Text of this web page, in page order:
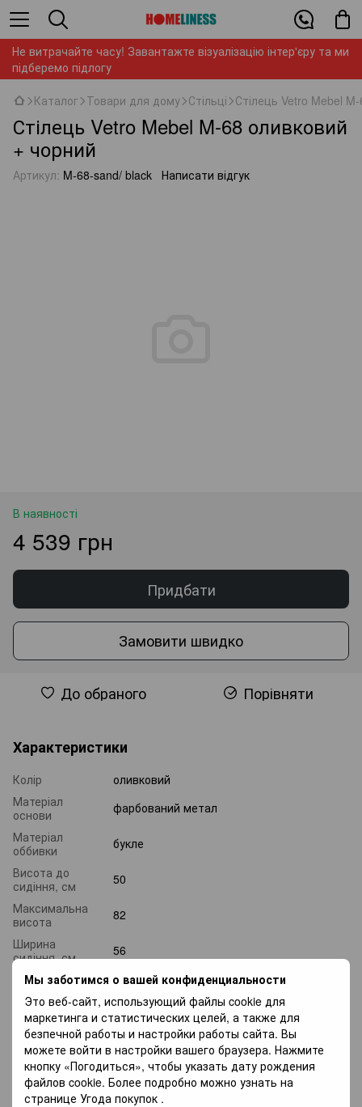
Мы заботимся о вашей конфиденциальности
Это веб-сайт, использующий файлы cookie для
маркетинга и статистических целей, а также для
безпечной работы и настройки работы сайта. Вы
можете войти в настройки вашего браузера. Нажмите
кнопку «Погодиться», чтобы указать дату рождения
файлов cookie. Более подробно можно узнать на
странице Угода покупок .
Не витрачайте часу! Завантажте візуалізацію інтер'єру та ми
підберемо підлогу
Каталог Товари для дому Стільці Стілець Vetro Mebel
Стілець Vetro Mebel M-68 оливковий
+ чорний
Артикул: M-68-sand/ black Написати відгук
В наявності
4 539 грн
Придбати
Замовити швидко
До обраного Порівняти
Характеристики
Колір
оливковий
Матеріал
основи
фарбований метал
Матеріал
оббивки
букле
Висота до
сидіння, см
50
Максимальна
висота
82
Ширина
сидіння, см
56
Вага, кг
8
Доставка Оплата Гарантія
«Новая почта» по Украине —По тарифам
новая почта.